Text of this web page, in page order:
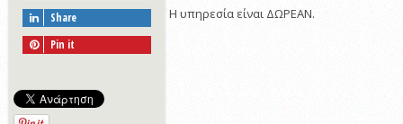
Share
Pin it
Η υπηρεσία είναι ΔΩΡΕΑΝ.